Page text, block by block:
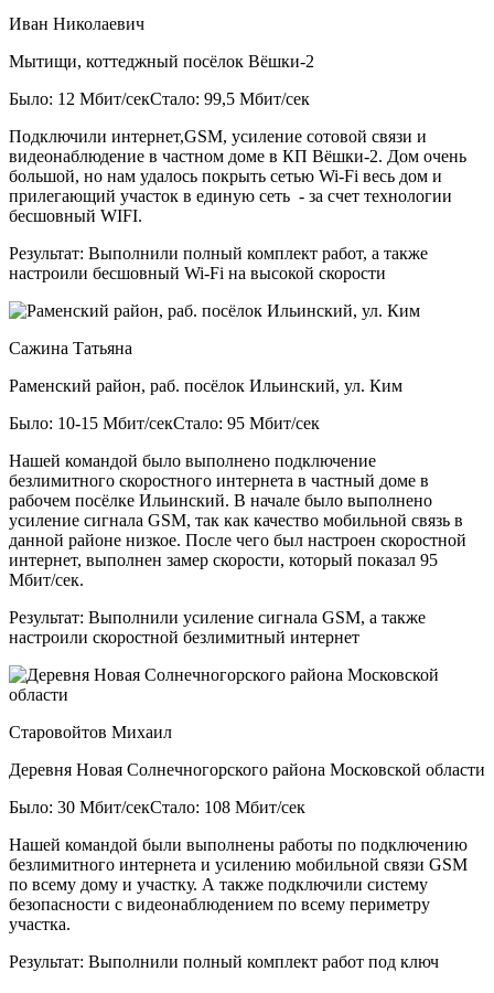
Иван Николаевич
Мытищи, коттеджный посёлок Вёшки-2
Было: 12 Мбит/секСтало: 99,5 Мбит/сек
Подключили интернет,GSM, усиление сотовой связи и
видеонаблюдение в частном доме в КП Вёшки-2. Дом очень
большой, но нам удалось покрыть сетью Wi-Fi весь дом и
прилегающий участок в единую сеть - за счет технологии
бесшовный WIFI.
Результат: Выполнили полный комплект работ, а также
настроили бесшовный Wi-Fi на высокой скорости
Сажина Татьяна
Раменский район, раб. посёлок Ильинский, ул. Ким
Было: 10-15 Мбит/секСтало: 95 Мбит/сек
Нашей командой было выполнено подключение
безлимитного скоростного интернета в частный доме в
рабочем посёлке Ильинский. В начале было выполнено
усиление сигнала GSM, так как качество мобильной связь в
данной районе низкое. После чего был настроен скоростной
интернет, выполнен замер скорости, который показал 95
Мбит/сек.
Результат: Выполнили усиление сигнала GSM, а также
настроили скоростной безлимитный интернет
Старовойтов Михаил
Деревня Новая Солнечногорского района Московской области
Было: 30 Мбит/секСтало: 108 Мбит/сек
Нашей командой были выполнены работы по подключению
безлимитного интернета и усилению мобильной связи GSM
по всему дому и участку. А также подключили систему
безопасности с видеонаблюдением по всему периметру
участка.
Результат: Выполнили полный комплект работ под ключ